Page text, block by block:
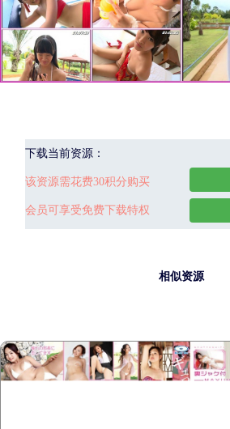
下载当前资源：
该资源需花费30积分购买
会员可享受免费下载特权
相似资源